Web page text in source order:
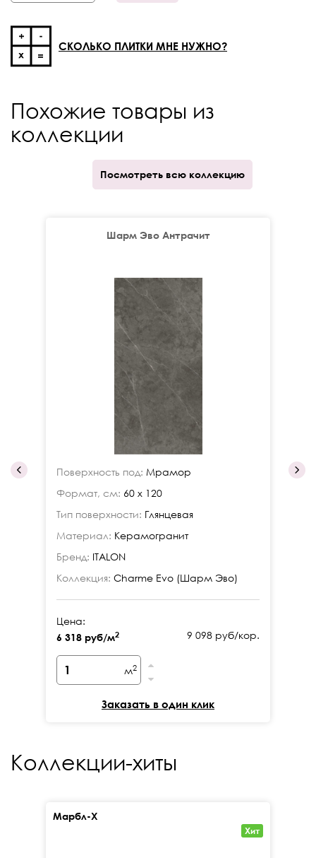
Толщина 9 мм
Край
Кратность отпуска
V-Shade V3
СКОЛЬКО ПЛИТКИ МНЕ НУЖНО?
Похожие товары из
коллекции
Посмотреть всю коллекцию
Шарм Эво Антрачит
Поверхность под: Мрамор
Формат, см: 60 x 120
Тип поверхности: Глянцевая
Материал: Керамогранит
Бренд: ITALON
Коллекция: Charme Evo (Шарм Эво)
Цена:
6 318 руб/м2 9 098 руб/кор.
м2
Заказать в один клик
Коллекции-хиты
Марбл-Х
Хит